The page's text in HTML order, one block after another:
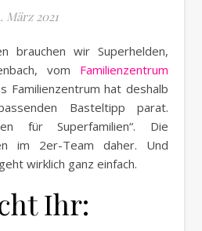
März 2021
vom Familienzentrum
Familienzentrum hat deshalb
Basteltipp parat.
für Superfamilien“. Die
im 2er-Team daher. Und
wirklich ganz einfach.
Ihr: